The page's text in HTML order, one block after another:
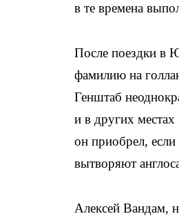
в те времена
После поездки в
фамилию на
Генштаб
и в других
он приобрел,
вытворяют
Алексей Вандам,